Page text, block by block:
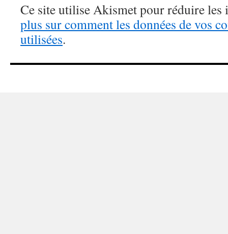
Ce site utilise Akismet pour réduire les
plus sur comment les données de vos
utilisées.